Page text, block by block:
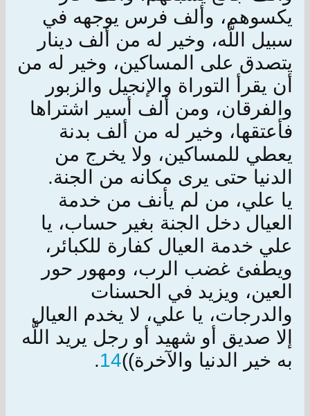
يكسوهم، وألف فرس يوجهه في
سبيل اللَّه، وخير له من ألف دينار
يتصدق على المساكين، وخير له من
أن يقرأ التوراة والإنجيل والزبور
والفرقان، ومن ألف أسير اشتراها
فأعتقها، وخير له من ألف بدنة
يعطي للمساكين، ولا يخرج من
الدنيا حتى يرى مكانه من الجنة.
يا علي، من لم يأنف من خدمة
العيال دخل الجنة بغير حساب، يا
علي خدمة العيال كفارة للكبائر،
ويطفئ‏ غضب الرب، ومهور حور
العين، ويزيد في الحسنات
والدرجات، يا علي، لا يخدم العيال
إلا صديق أو شهيد أو رجل يريد اللَّه
به خير الدنيا والآخرة))14
.